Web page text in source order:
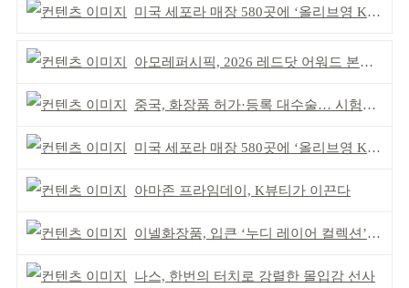
미국 세포라 매장 580곳에 ‘올리브영 K뷰티에딧’ 론칭
아모레퍼시픽, 2026 레드닷 어워드 본상 2개 수상
중국, 화장품 허가·등록 대수술… 시험자료 공용 허용
미국 세포라 매장 580곳에 ‘올리브영 K뷰티에딧’ 론칭
아마존 프라임데이, K뷰티가 이끈다
이넬화장품, 입큰 ‘누디 레이어 컬렉션’ 출시
나스, 한번의 터치로 강렬한 몰입감 선사